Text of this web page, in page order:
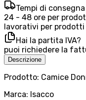
Tempi di consegna
24 - 48 ore per
lavorativi per
Hai la partita IVA?
puoi richiedere la
Descrizione
Prodotto: Camice
Marca: Isacco